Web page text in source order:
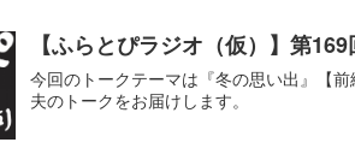
【ふらとぴラジオ（仮）】第
今回のトークテーマは『冬の思い出』【
夫のトークをお届けします。